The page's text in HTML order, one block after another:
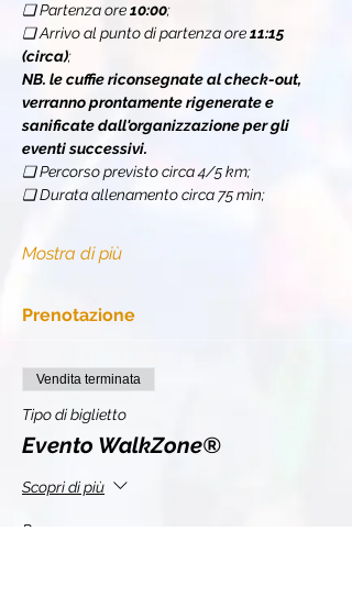
❏ Partenza ore 10:00;
❏ Arrivo al punto di partenza ore 11:15
(circa);
NB. le cuffie riconsegnate al check-out,
verranno prontamente rigenerate e
sanificate dall'organizzazione per gli
eventi successivi.
❏ Percorso previsto circa 4/5 km;
❏ Durata allenamento circa 75 min;
Mostra di più
Prenotazione
Vendita terminata
Tipo di biglietto
Evento WalkZone®
Scopri di più
Prezzo